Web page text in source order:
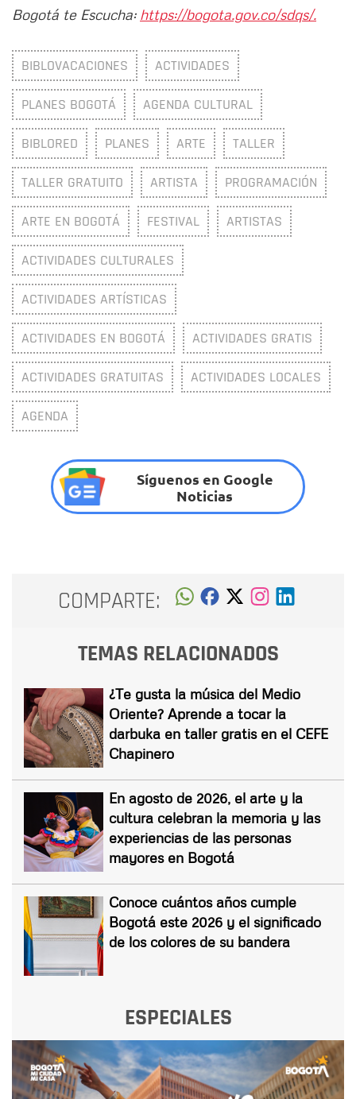
Bogotá te Escucha: https://bogota.gov.co/sdqs/.
BIBLOVACACIONES ACTIVIDADES
PLANES BOGOTÁ AGENDA CULTURAL
BIBLORED PLANES ARTE TALLER
TALLER GRATUITO ARTISTA PROGRAMACIÓN
ARTE EN BOGOTÁ FESTIVAL ARTISTAS
ACTIVIDADES CULTURALES
ACTIVIDADES ARTÍSTICAS
ACTIVIDADES EN BOGOTÁ ACTIVIDADES GRATIS
ACTIVIDADES GRATUITAS ACTIVIDADES LOCALES
AGENDA
Síguenos en Google
Noticias
COMPARTE:
TEMAS RELACIONADOS
¿Te gusta la música del Medio
Oriente? Aprende a tocar la
darbuka en taller gratis en el CEFE
Chapinero
En agosto de 2026, el arte y la
cultura celebran la memoria y las
experiencias de las personas
mayores en Bogotá
Conoce cuántos años cumple
Bogotá este 2026 y el significado
de los colores de su bandera
ESPECIALES